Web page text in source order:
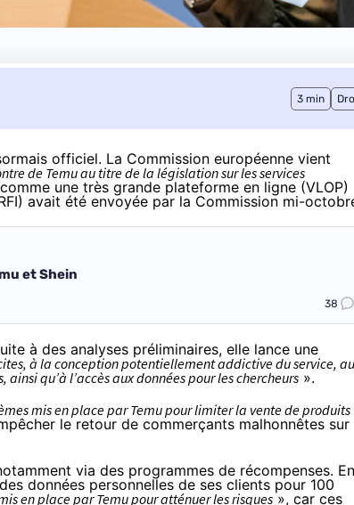
3 min
officiel. La Commission européenne vient
de Temu au titre de la législation sur les services
une très grande plateforme en ligne (VLOP)
avait été envoyée par la Commission mi-
et Shein
38
à des analyses préliminaires, elle lance une
à la conception potentiellement addictive du service,
qu’à l’accès aux données pour les chercheurs ».
mis en place par Temu pour limiter la vente de produits
le retour de commerçants malhonnêtes sur
via des programmes de récompenses. En
données personnelles de ses clients pour 100
en place par Temu pour atténuer les risques», car ces